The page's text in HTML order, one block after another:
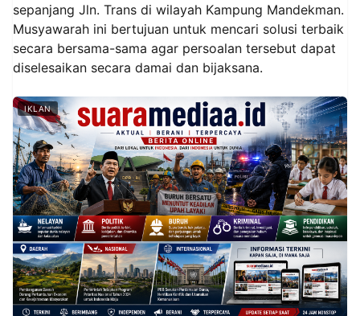
sepanjang Jln. Trans di wilayah Kampung Mandekman.
Musyawarah ini bertujuan untuk mencari solusi terbaik
secara bersama-sama agar persoalan tersebut dapat
diselesaikan secara damai dan bijaksana.
IKLAN